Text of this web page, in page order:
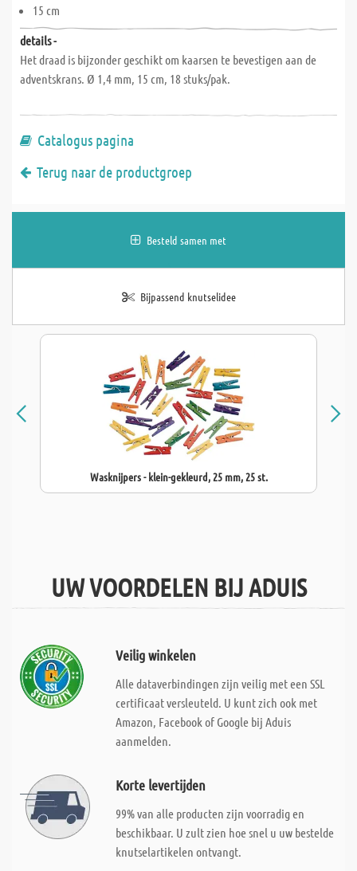
15 cm
details -
Het draad is bijzonder geschikt om kaarsen te bevestigen aan de
adventskrans. Ø 1,4 mm, 15 cm, 18 stuks/pak.
Catalogus pagina
Terug naar de productgroep
Besteld samen met
Bijpassend knutselidee
Wasknijpers - klein-gekleurd, 25 mm, 25 st.
UW VOORDELEN BIJ ADUIS
Veilig winkelen
Alle dataverbindingen zijn veilig met een SSL
certificaat versleuteld. U kunt zich ook met
Amazon, Facebook of Google bij Aduis
aanmelden.
Korte levertijden
99% van alle producten zijn voorradig en
beschikbaar. U zult zien hoe snel u uw bestelde
knutselartikelen ontvangt.